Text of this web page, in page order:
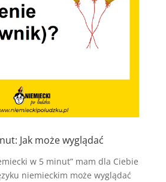
Jak może wyglądać
w 5 minut” mam dla Ciebie
niemieckim może wyglądać